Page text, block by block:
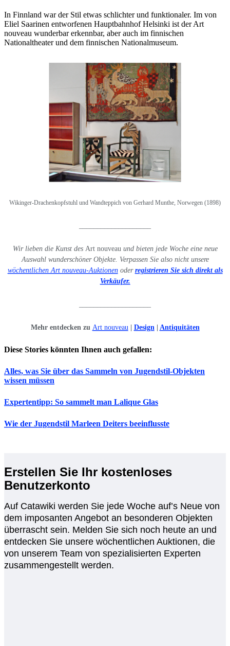
In Finnland war der Stil etwas schlichter und funktionaler. Im von
Eliel Saarinen entworfenen Hauptbahnhof Helsinki ist der Art
nouveau wunderbar erkennbar, aber auch im finnischen
Nationaltheater und dem finnischen Nationalmuseum.
Wikinger-Drachenkopfstuhl und Wandteppich von Gerhard Munthe, Norwegen (1898)
Wir lieben die Kunst des Art nouveauund bieten jede Woche eine neue
Auswahl wunderschöner Objekte. Verpassen Sie also nicht unsere
wöchentlichen Art nouveau-Auktionen oder registrieren Sie sich direkt als
Verkäufer.
Mehr entdecken zu Art nouveau| Design| Antiquitäten
Diese Stories könnten Ihnen auch gefallen:
Alles, was Sie über das Sammeln von Jugendstil-Objekten
wissen müssen
Expertentipp: So sammelt man Lalique Glas
Wie der Jugendstil Marleen Deiters beeinflusste
Erstellen Sie Ihr kostenloses
Benutzerkonto
Auf Catawiki werden Sie jede Woche auf’s Neue von
dem imposanten Angebot an besonderen Objekten
überrascht sein. Melden Sie sich noch heute an und
entdecken Sie unsere wöchentlichen Auktionen, die
von unserem Team von spezialisierten Experten
zusammengestellt werden.